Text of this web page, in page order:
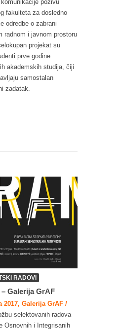
pozivu
fakulteta za dosledno
odredbe o zabrani
radnom i javnom prostoru
projekat su
prve godine
akademskih studija, čiji
samostalan
zadatak.
RADOVI
Galerija GrAF
2017, Galerija GrAF /
selektovanih radova
Osnovnih i Integrisanih